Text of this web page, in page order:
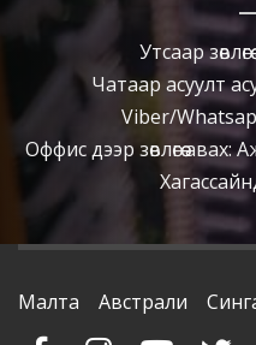
Утсаар
Чатаар асуулт
Viber/
Оффис дээр зөвлөгөө
Малта Австрали